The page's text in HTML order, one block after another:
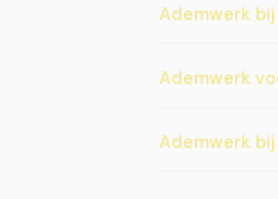
Ademwerk
Ademwerk
Ademwerk